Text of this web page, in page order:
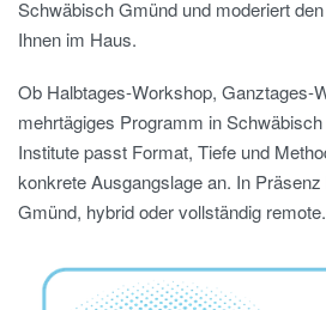
Schwäbisch Gmünd und moderiert
Ihnen im Haus.
Ob Halbtages-Workshop, Ganztages-
mehrtägiges Programm in
Institute passt Format, Tiefe und
konkrete Ausgangslage an. In
Gmünd, hybrid oder vollständig remote.